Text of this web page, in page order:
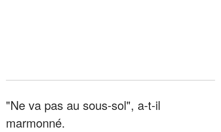
"Ne va pas au sous-sol", a-t-il
marmonné.